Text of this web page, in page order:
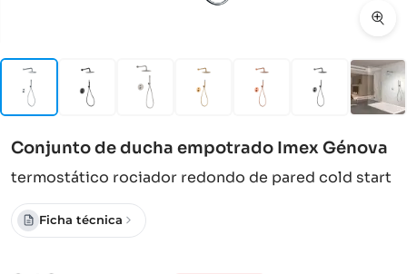
Conjunto de ducha empotrado Imex Génova
termostático rociador redondo de pared cold start
Ficha técnica